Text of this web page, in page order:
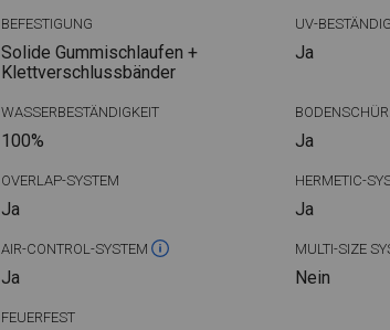
BEFESTIGUNG
Solide Gummischlaufen +
Klettverschlussbänder
UV-
Ja
WASSERBESTÄNDIGKEIT
100% Ja
OVERLAP-SYSTEM
Ja
HERMETIC-
Ja
AIR-CONTROL-SYSTEM
Ja
MULTI-SIZE
Nein
FEUERFEST